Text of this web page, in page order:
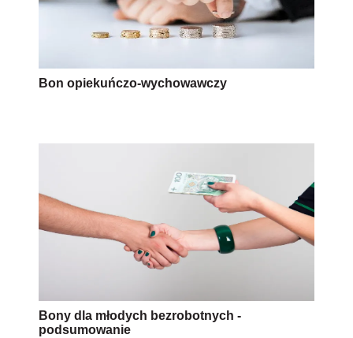
Bon opiekuńczo-wychowawczy
Bony dla młodych bezrobotnych -
podsumowanie